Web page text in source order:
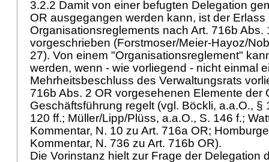
3.2.2 Damit von einer befugten Delegation
OR ausgegangen werden kann, ist der Erlass
Organisationsreglements nach Art. 716b Abs.
vorgeschrieben (Forstmoser/Meier-Hayoz/
27). Von einem "Organisationsreglement"
werden, wenn - wie vorliegend - nicht einmal
Mehrheitsbeschluss des Verwaltungsrats
716b Abs. 2 OR vorgesehenen Elemente der
Geschäftsführung regelt (vgl. Böckli, a.a.O., §
120 ff.; Müller/Lipp/Plüss, a.a.O., S. 146 f.;
Kommentar, N. 10 zu Art. 716a OR;
Kommentar, N. 736 zu Art. 716b OR).
Die Vorinstanz hielt zur Frage der Delegation